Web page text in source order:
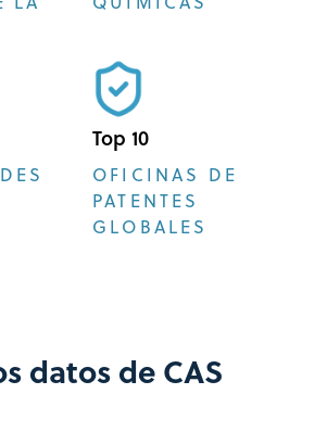
Top 10
OFICINAS DE
PATENTES
GLOBALES
datos de CAS